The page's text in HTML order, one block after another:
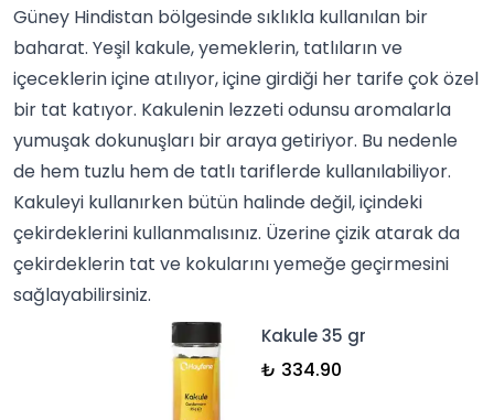
Güney Hindistan bölgesinde sıklıkla kullanılan bir
baharat. Yeşil kakule, yemeklerin, tatlıların ve
içeceklerin içine atılıyor, içine girdiği her tarife çok özel
bir tat katıyor. Kakulenin lezzeti odunsu aromalarla
yumuşak dokunuşları bir araya getiriyor. Bu nedenle
de hem tuzlu hem de tatlı tariflerde kullanılabiliyor.
Kakuleyi kullanırken bütün halinde değil, içindeki
çekirdeklerini kullanmalısınız. Üzerine çizik atarak da
çekirdeklerin tat ve kokularını yemeğe geçirmesini
sağlayabilirsiniz.
Kakule 35 gr
₺ 334.90